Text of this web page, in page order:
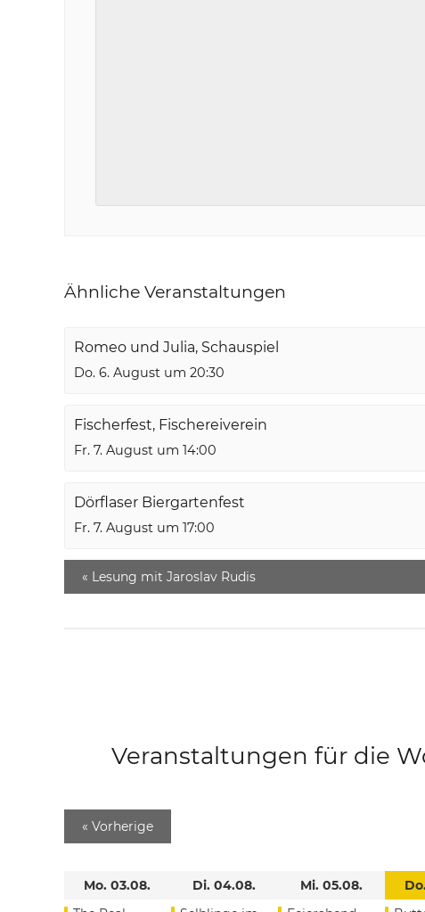
Ähnliche Veranstaltungen
Romeo und Julia, Schauspiel
Do. 6. August um 20:30
Fischerfest, Fischereiverein
Fr. 7. August um 14:00
Dörflaser Biergartenfest
Fr. 7. August um 17:00
« Lesung mit Jaroslav Rudis
Veranstaltungen für die
« Vorherige
Mo. 03.08.
Di. 04.08.
Mi. 05.08.